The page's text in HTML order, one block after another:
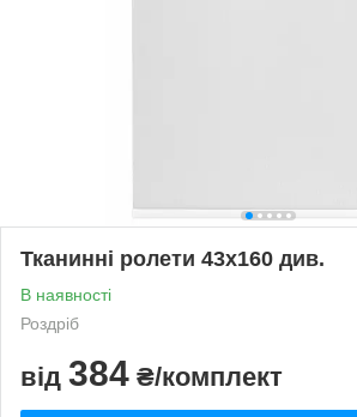
Тканинні ролети 43х160 див.
В наявності
Роздріб
від 384 ₴/комплект